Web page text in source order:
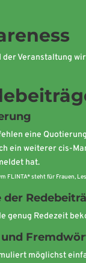
der Veranstaltung
eine
ein weiterer cis-
hat.
FLINTA* steht für Frauen,
der
genug Redezeit
und
möglichst